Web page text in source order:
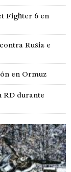
Fighter 6 en
Rusia e
en Ormuz
RD durante